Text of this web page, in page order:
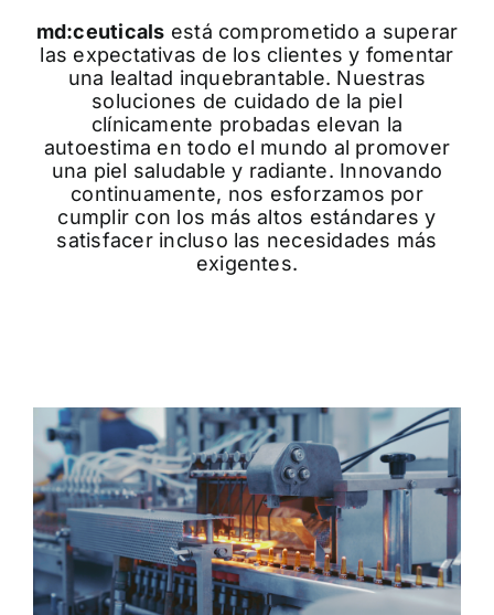
md:ceuticals está comprometido a superar
las expectativas de los clientes y fomentar
una lealtad inquebrantable. Nuestras
soluciones de cuidado de la piel
clínicamente probadas elevan la
autoestima en todo el mundo al promover
una piel saludable y radiante. Innovando
continuamente, nos esforzamos por
cumplir con los más altos estándares y
satisfacer incluso las necesidades más
exigentes.